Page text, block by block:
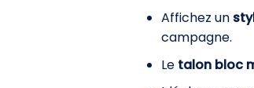
Affichez un
campagne.
Le talon bloc